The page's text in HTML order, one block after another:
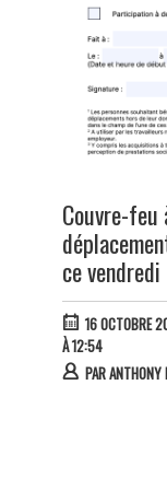
Couvre-
ce vendredi
16 OCTOBRE
À 12:54
PARANTHONY